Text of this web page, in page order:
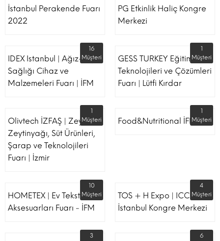
İstanbul Perakende Fuarı
2022
PG Etkinlik Haliç Kongre
Merkezi
IDEX Istanbul | Ağız-Diş
Sağlığı Cihaz ve
Malzemeleri Fuarı | İFM
16
Müşteri
GESS TURKEY Eğitim
Teknolojileri ve Çözümleri
Fuarı | Lütfi Kırdar
1
Müşteri
Olivtech İZFAŞ | Zeytin,
Zeytinyağı, Süt Ürünleri,
Şarap ve Teknolojileri
Fuarı | İzmir
1
Müşteri
Food&Nutritional İFM
1
Müşteri
HOMETEX | Ev Tekstili Ve
Aksesuarları Fuarı - İFM
10
Müşteri
TOS + H Expo | ICC -
İstanbul Kongre Merkezi
4
Müşteri
3
6